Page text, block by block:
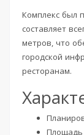
Комплекс был
составляет
метров, что
городской
ресторанам.
Площадь